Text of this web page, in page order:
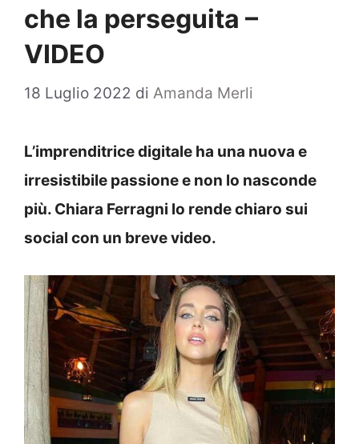
che la perseguita –
VIDEO
18 Luglio 2022 di Amanda Merli
L’imprenditrice digitale ha una nuova e
irresistibile passione e non lo nasconde
più. Chiara Ferragni lo rende chiaro sui
social con un breve video.